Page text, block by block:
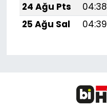
24 Ağu Pts
04:38
25 Ağu Sal
04:39